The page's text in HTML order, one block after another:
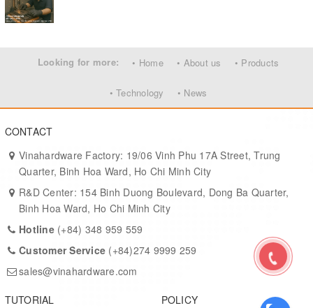
Looking for more: • Home • About us • Products
• Technology • News
CONTACT
Vinahardware Factory: 19/06 Vinh Phu 17A Street, Trung
Quarter, Binh Hoa Ward, Ho Chi Minh City
R&D Center: 154 Binh Duong Boulevard, Dong Ba Quarter,
Binh Hoa Ward, Ho Chi Minh City
Hotline (+84) 348 959 559
Customer Service (+84)274 9999 259
sales@vinahardware.com
TUTORIAL
POLICY